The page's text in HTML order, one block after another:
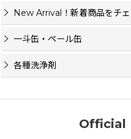
New Arrival！新着商品をチェ
一斗缶・ペール缶
各種洗浄剤
Official